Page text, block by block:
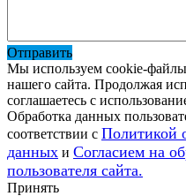
Отправить
Мы используем cookie-
нашего сайта. Продолжая
соглашаетесь с
Обработка данных
соответствии с Политикой
данных и Согласием на
пользователя сайта.
Принять